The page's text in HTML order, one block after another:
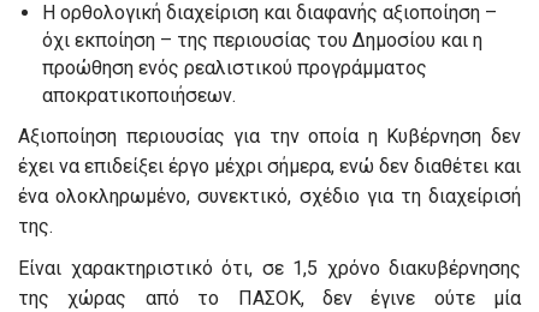
Η ορθολογική διαχείριση και διαφανής αξιοποίηση –
όχι εκποίηση – της περιουσίας του Δημοσίου και η
προώθηση ενός ρεαλιστικού προγράμματος
αποκρατικοποιήσεων.
Αξιοποίηση περιουσίας για την οποία η Κυβέρνηση δεν
έχει να επιδείξει έργο μέχρι σήμερα, ενώ δεν διαθέτει και
ένα ολοκληρωμένο, συνεκτικό, σχέδιο για τη διαχείρισή
της.
Είναι χαρακτηριστικό ότι, σε 1,5 χρόνο διακυβέρνησης
της χώρας από το ΠΑΣΟΚ, δεν έγινε ούτε μία